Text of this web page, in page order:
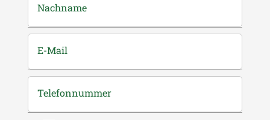
Nachname
E-Mail
Telefonnummer